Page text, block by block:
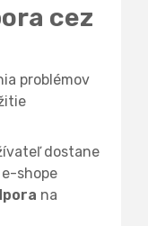
cez
problémov
dostane
shope
na